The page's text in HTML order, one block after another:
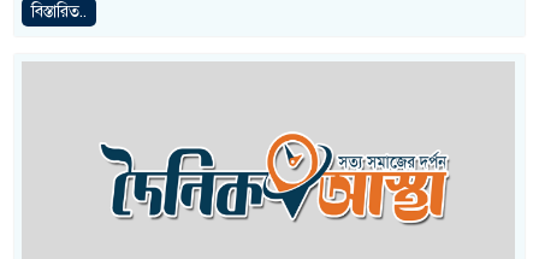
বিস্তারিত..